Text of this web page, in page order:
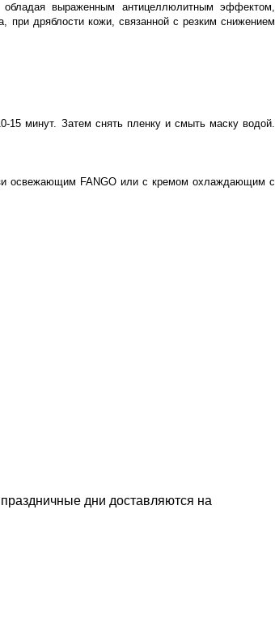
выраженным антицеллюлитным эффектом,
при дряблости кожи, связанной с резким снижением
15 минут. Затем снять пленку и смыть маску водой.
освежающим FANGO или с кремом охлаждающим с
дни доставляются на